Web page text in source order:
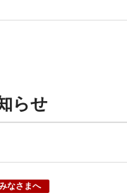
らせ
なさまへ